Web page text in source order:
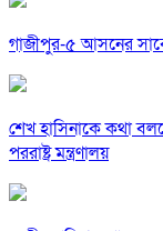
গাজীপুর-৫ আসনের
শেখ হাসিনাকে কথা
পররাষ্ট্র মন্ত্রণালয়